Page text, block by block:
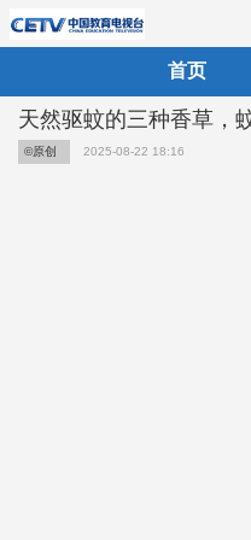
首页
天然驱蚊的三种香草，
©原创 2025-08-22 18:16